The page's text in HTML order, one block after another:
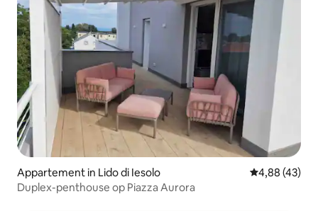
Appartement in Lido di Iesolo Gemiddelde
4,88 (43)
Duplex-penthouse op Piazza Aurora